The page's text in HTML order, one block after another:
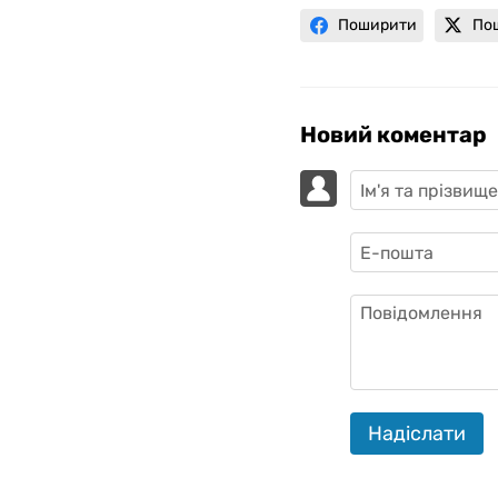
Поширити
Новий коментар
Надіслати